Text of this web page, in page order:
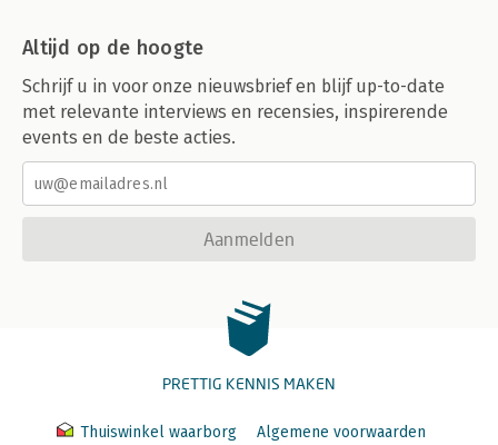
Altijd op de hoogte
Schrijf u in voor onze nieuwsbrief en blijf up-to-date
met relevante interviews en recensies, inspirerende
events en de beste acties.
Aanmelden
PRETTIG KENNIS MAKEN
Thuiswinkel waarborg
Algemene voorwaarden